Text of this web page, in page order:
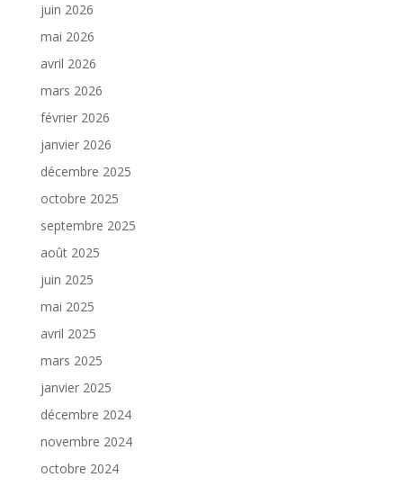
juin 2026
mai 2026
avril 2026
mars 2026
février 2026
janvier 2026
décembre 2025
octobre 2025
septembre 2025
août 2025
juin 2025
mai 2025
avril 2025
mars 2025
janvier 2025
décembre 2024
novembre 2024
octobre 2024